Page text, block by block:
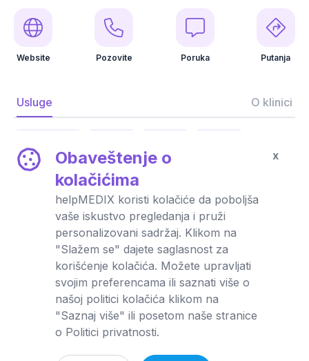
Obaveštenje o
kolačićima
helpMEDIX koristi kolačiće da poboljša
vaše iskustvo pregledanja i pruži
personalizovani sadržaj. Klikom na
"Slažem se" dajete saglasnost za
korišćenje kolačića. Možete upravljati
svojim preferencama ili saznati više o
našoj politici kolačića klikom na
"Saznaj više" ili posetom naše stranice
o Politici privatnosti.
x
Website Pozovite Poruka Putanja
Usluge O klinici
Ginekologija Stomatologija
Interna medicina Pulmologija Laboratorija
Oftalmologija Brahiterapija Medicina rada
Sistematski pregledi Bolnički smeštaj
Zakažite pregled